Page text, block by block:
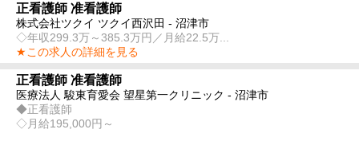
正看護師 准看護師
株式会社ツクイ ツクイ西沢田 - 沼津市
◇年収299.3万～385.3万円／月給22.5万...
★この求人の詳細を見る
正看護師 准看護師
医療法人 駿東育愛会 望星第一クリニック - 沼津市
◆正看護師
◇月給195,000円～